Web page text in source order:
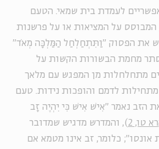
לעמדת בית שמאי. הטעם
על המציאות או על פרשנות
את הפסוק "וַתִּתְחַלְחַל הַמַּלְכָּה מְאֹד"
מחמת הבשורות הקשות על
מתחלחלות מן המפגש עם מלאך
לדמם והופכות נידות. טעם
הזב נאמר "אִישׁ אִישׁ כִּי יִהְיֶה זָב
טו, 2
), והמדרש מדגיש שמדובר
כלומר, זב אינו מטמא אם